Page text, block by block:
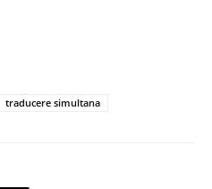
traducere simultana